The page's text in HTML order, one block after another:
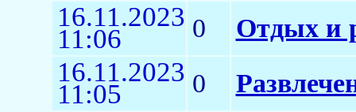
16.11.2023
11:06 0 Отдых и
16.11.2023
11:05 0